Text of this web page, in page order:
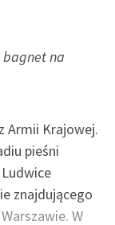
bagnet na
Armii Krajowej.
pieśni
znajdującego
W